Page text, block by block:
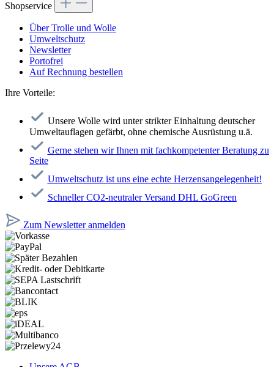
Shopservice
Über Trolle und Wolle
Umweltschutz
Newsletter
Portofrei
Auf Rechnung bestellen
Ihre Vorteile:
Unsere Wolle wird unter strikter Einhaltung deutscher
Umweltauflagen gefärbt, ohne chemische Ausrüstung u.ä.
Gerne stehen wir Ihnen mit fachkompetenter Beratung zu
Seite
Umweltschutz ist uns eine echte Herzensangelegenheit!
Schneller CO2-neutraler Versand DHL GoGreen
Zum Newsletter anmelden